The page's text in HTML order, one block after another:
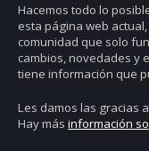
Hacemos todo lo
esta página web
comunidad que solo
cambios, novedades y
tiene información que
Les damos las gracias
Hay más información